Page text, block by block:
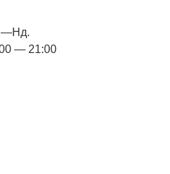
— 21:00